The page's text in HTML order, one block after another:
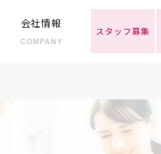
スタッフ募集
会社情報
COMPANY